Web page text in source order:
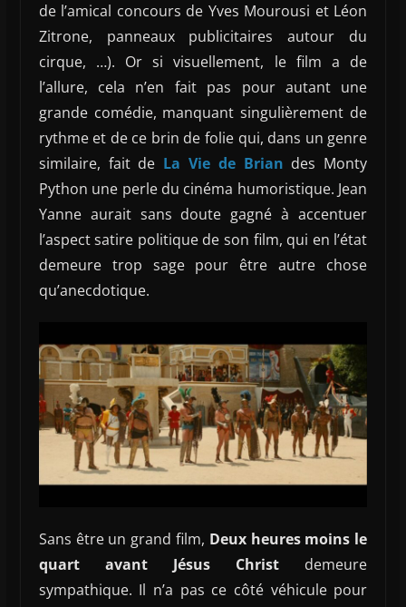
de l’amical concours de Yves Mourousi et Léon
Zitrone, panneaux publicitaires autour du
cirque, …). Or si visuellement, le film a de
l’allure, cela n’en fait pas pour autant une
grande comédie, manquant singulièrement de
rythme et de ce brin de folie qui, dans un genre
similaire, fait de La Vie de Brian des Monty
Python une perle du cinéma humoristique. Jean
Yanne aurait sans doute gagné à accentuer
l’aspect satire politique de son film, qui en l’état
demeure trop sage pour être autre chose
qu’anecdotique.
Sans être un grand film, Deux heures moins le
quart avant Jésus Christ demeure
sympathique. Il n’a pas ce côté véhicule pour